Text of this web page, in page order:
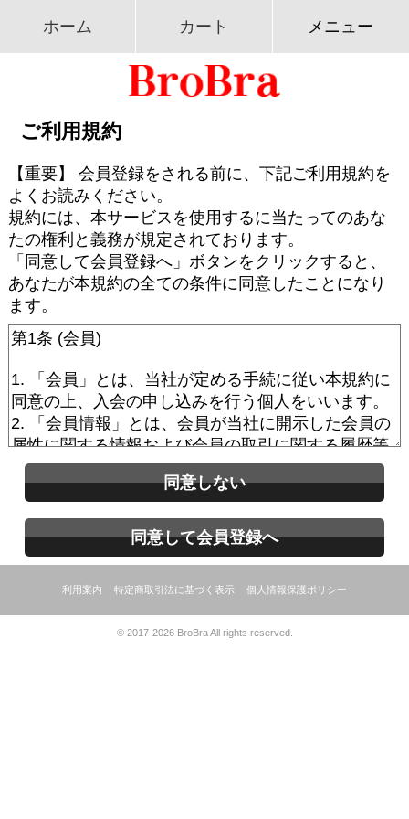
ホーム カート メニュー
ご利用規約
【重要】 会員登録をされる前に、下記ご利用規約を
よくお読みください。
規約には、本サービスを使用するに当たってのあな
たの権利と義務が規定されております。
「同意して会員登録へ」ボタンをクリックすると、
あなたが本規約の全ての条件に同意したことになり
ます。
同意しない
同意して会員登録へ
利用案内 特定商取引法に基づく表示 個人情報保護ポリシー
© 2017-2026 BroBra All rights reserved.